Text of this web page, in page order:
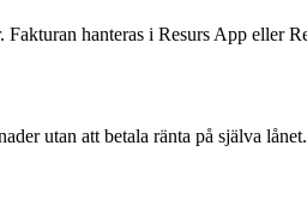
hanteras i Resurs App eller
utan att betala ränta på själva lånet.